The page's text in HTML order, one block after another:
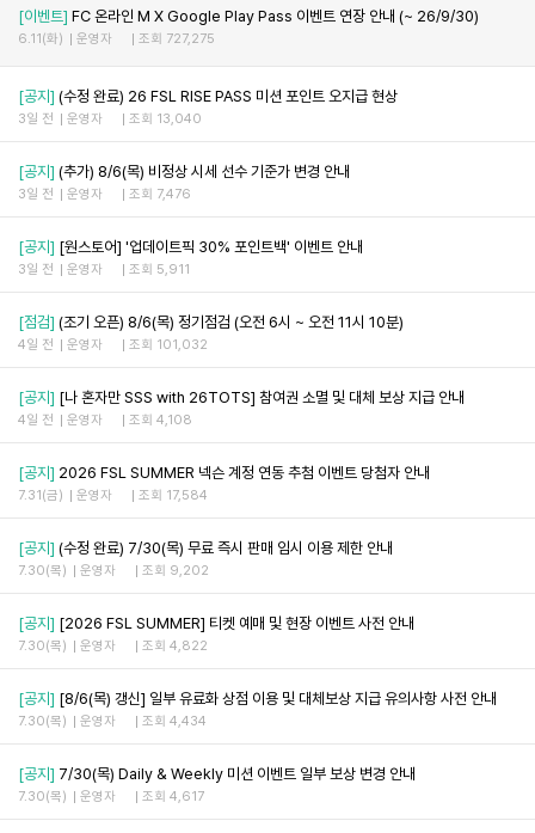
[이벤트] FC 온라인 M X Google Play Pass 이벤트 연장 안내 (~ 26/9/30)
6.11(화) 운영자 조회 727,275
[공지] (수정 완료) 26 FSL RISE PASS 미션 포인트 오지급 현상
3일 전 운영자 조회 13,040
[공지] (추가) 8/6(목) 비정상 시세 선수 기준가 변경 안내
3일 전 운영자 조회 7,476
[공지] [원스토어] '업데이트픽 30% 포인트백' 이벤트 안내
3일 전 운영자 조회 5,911
[점검] (조기 오픈) 8/6(목) 정기점검 (오전 6시 ~ 오전 11시 10분)
4일 전 운영자 조회 101,032
[공지] [나 혼자만 SSS with 26TOTS] 참여권 소멸 및 대체 보상 지급 안내
4일 전 운영자 조회 4,108
[공지] 2026 FSL SUMMER 넥슨 계정 연동 추첨 이벤트 당첨자 안내
7.31(금) 운영자 조회 17,584
[공지] (수정 완료) 7/30(목) 무료 즉시 판매 임시 이용 제한 안내
7.30(목) 운영자 조회 9,202
[공지] [2026 FSL SUMMER] 티켓 예매 및 현장 이벤트 사전 안내
7.30(목) 운영자 조회 4,822
[공지] [8/6(목) 갱신] 일부 유료화 상점 이용 및 대체보상 지급 유의사항 사전 안내
7.30(목) 운영자 조회 4,434
[공지] 7/30(목) Daily & Weekly 미션 이벤트 일부 보상 변경 안내
7.30(목) 운영자 조회 4,617